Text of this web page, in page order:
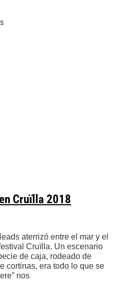
Cruïlla 2018
aterrizó entre el mar y el
Cruïlla. Un escenario
de caja, rodeado de
cortinas, era todo lo que se
nos